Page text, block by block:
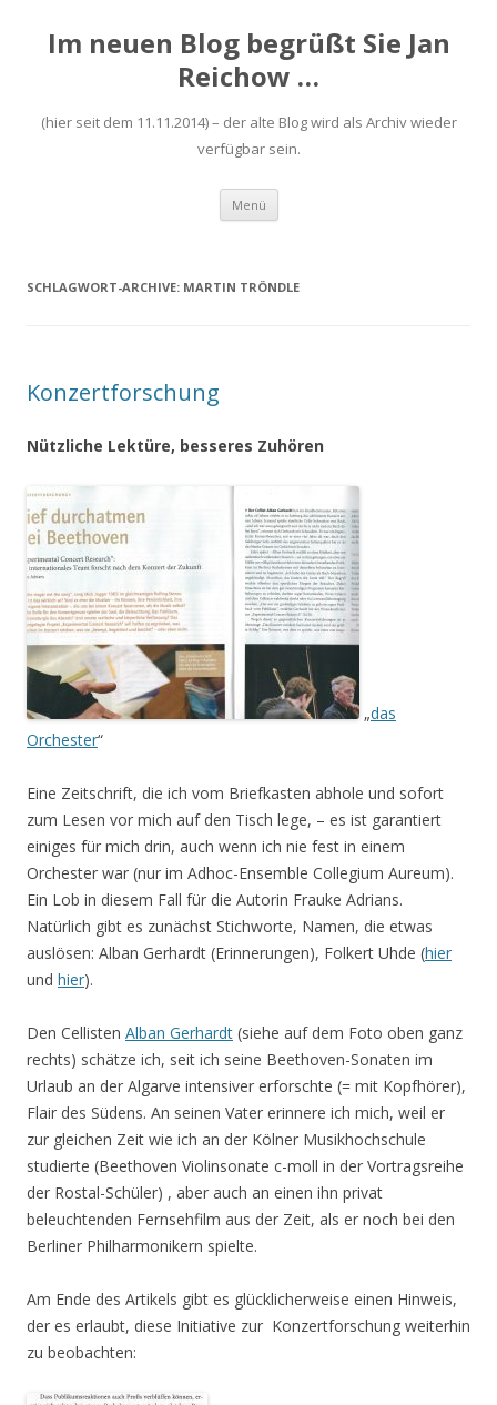
Im neuen Blog begrüßt Sie Jan
Reichow …
(hier seit dem 11.11.2014) – der alte Blog wird als Archiv wieder
verfügbar sein.
Menü Zum
springen
SCHLAGWORT-ARCHIVE: MARTIN TRÖNDLE
Konzertforschung
Nützliche Lektüre, besseres Zuhören
„das
Orchester“
Eine Zeitschrift, die ich vom Briefkasten abhole und sofort
zum Lesen vor mich auf den Tisch lege, – es ist garantiert
einiges für mich drin, auch wenn ich nie fest in einem
Orchester war (nur im Adhoc-Ensemble Collegium Aureum).
Ein Lob in diesem Fall für die Autorin Frauke Adrians.
Natürlich gibt es zunächst Stichworte, Namen, die etwas
auslösen: Alban Gerhardt (Erinnerungen), Folkert Uhde (hier
und hier).
Den Cellisten Alban Gerhardt (siehe auf dem Foto oben ganz
rechts) schätze ich, seit ich seine Beethoven-Sonaten im
Urlaub an der Algarve intensiver erforschte (= mit Kopfhörer),
Flair des Südens. An seinen Vater erinnere ich mich, weil er
zur gleichen Zeit wie ich an der Kölner Musikhochschule
studierte (Beethoven Violinsonate c-moll in der Vortragsreihe
der Rostal-Schüler) , aber auch an einen ihn privat
beleuchtenden Fernsehfilm aus der Zeit, als er noch bei den
Berliner Philharmonikern spielte.
Am Ende des Artikels gibt es glücklicherweise einen Hinweis,
der es erlaubt, diese Initiative zur Konzertforschung weiterhin
zu beobachten: